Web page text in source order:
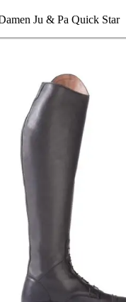
Ju & Pa Quick Star